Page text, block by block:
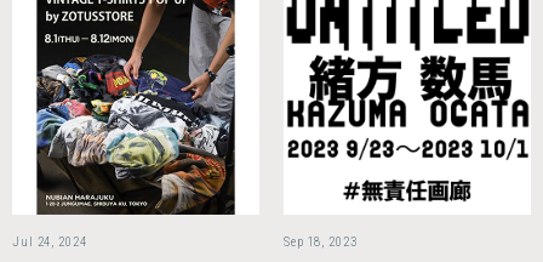
Jul 24, 2024 Sep 18, 2023